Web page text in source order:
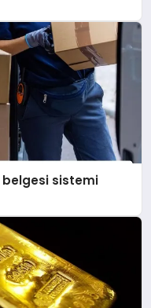
belgesi sistemi